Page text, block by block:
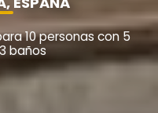
10 personas con 5
baños